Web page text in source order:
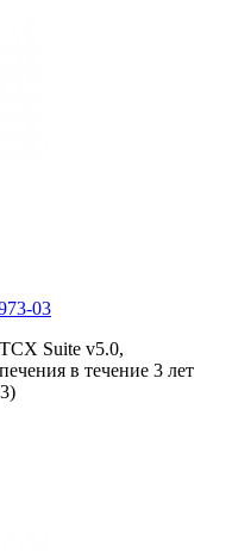
03
Suite v5.0,
в течение 3 лет